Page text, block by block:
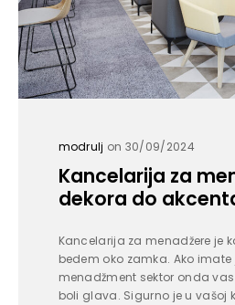
modrulj on 30/09/2024
Kancelarija za
dekora do
Kancelarija za menadžere je
bedem oko zamka. Ako imate
menadžment sektor onda
boli glava. Sigurno je u vašoj